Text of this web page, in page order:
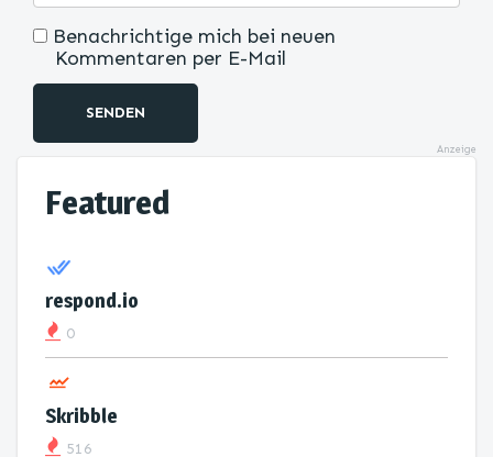
Benachrichtige mich bei neuen
Kommentaren per E-Mail
SENDEN
Anzeige
Featured
respond.io
0
Skribble
516